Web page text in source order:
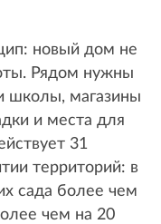
новый дом не
Рядом нужны
школы, магазины
и места для
31
территорий: в
сада более чем
чем на 20